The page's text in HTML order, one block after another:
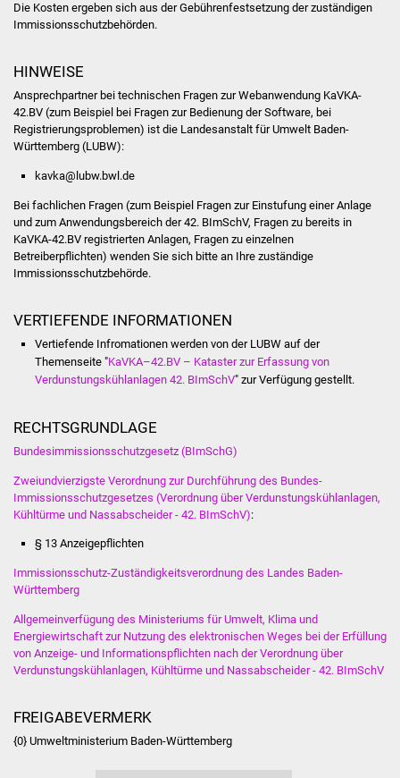
Tourismus
Route der
Industriekultur
Senioren
Stadtseniorenrat
Pflegeheim
Familientreff
Kinder und Jugendliche
Schülerferienprogramm
Freundeskreis Asyl
Die Kosten ergeben sich aus der Gebührenfestsetzung der zuständigen
Immissionsschutzbehörden.
HINWEISE
Ansprechpartner bei technischen Fragen zur Webanwendung KaVKA-
42.BV (zum Beispiel bei Fragen zur Bedienung der Software, bei
Registrierungsproblemen) ist die Landesanstalt für Umwelt Baden-
Württemberg (LUBW):
kavka@lubw.bwl.de
Bei fachlichen Fragen (zum Beispiel Fragen zur Einstufung einer Anlage
und zum Anwendungsbereich der 42. BImSchV, Fragen zu bereits in
KaVKA-42.BV registrierten Anlagen, Fragen zu einzelnen
Betreiberpflichten) wenden Sie sich bitte an Ihre zuständige
Immissionsschutzbehörde.
VERTIEFENDE INFORMATIONEN
Vertiefende Infromationen werden von der LUBW auf der
Themenseite "KaVKA–42.BV – Kataster zur Erfassung von
Verdunstungskühlanlagen 42. BImSchV" zur Verfügung gestellt.
RECHTSGRUNDLAGE
Bundesimmissionsschutzgesetz (BImSchG)
Zweiundvierzigste Verordnung zur Durchführung des Bundes-
Immissionsschutzgesetzes (Verordnung über Verdunstungskühlanlagen,
Kühltürme und Nassabscheider - 42. BImSchV):
§ 13 Anzeigepflichten
Immissionsschutz-Zuständigkeitsverordnung des Landes Baden-
Württemberg
Allgemeinverfügung des Ministeriums für Umwelt, Klima und
Energiewirtschaft zur Nutzung des elektronischen Weges bei der Erfüllung
von Anzeige- und Informationspflichten nach der Verordnung über
Verdunstungskühlanlagen, Kühltürme und Nassabscheider - 42. BImSchV
FREIGABEVERMERK
{0} Umweltministerium Baden-Württemberg